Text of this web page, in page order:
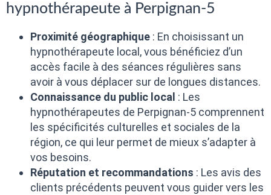
hypnothérapeute à Perpignan-5
Proximité géographique : En choisissant un
hypnothérapeute local, vous bénéficiez d’un
accès facile à des séances régulières sans
avoir à vous déplacer sur de longues distances.
Connaissance du public local : Les
hypnothérapeutes de Perpignan-5 comprennent
les spécificités culturelles et sociales de la
région, ce qui leur permet de mieux s’adapter à
vos besoins.
Réputation et recommandations : Les avis des
clients précédents peuvent vous guider vers les